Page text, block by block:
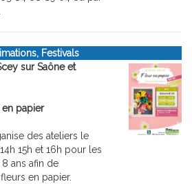
Festivals
sur Saône et
papier
des ateliers le
15h et 16h pour les
ans afin de
en papier.